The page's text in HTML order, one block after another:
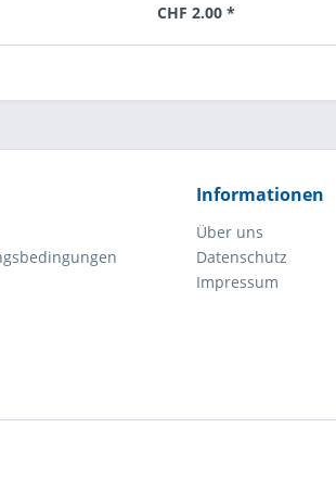
CHF 2.00 *
Informationen
Über uns
Datenschutz
Impressum